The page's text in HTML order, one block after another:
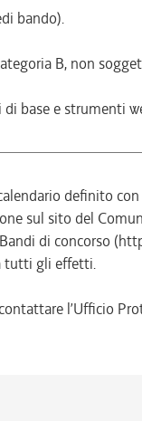
bando).
B, non
base e strumenti
definito
sul sito del
di concorso
tutti gli effetti.
l’Ufficio